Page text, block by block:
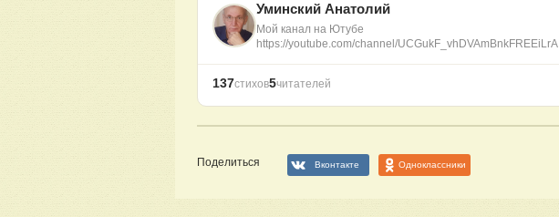
Уминский Анатолий
Мой канал на Ютубе
https://youtube.com/channel/UCGukF_vhDVAmBnkFREEiLrA
137стихов5читателей
Поделиться Вконтакте Одноклассники